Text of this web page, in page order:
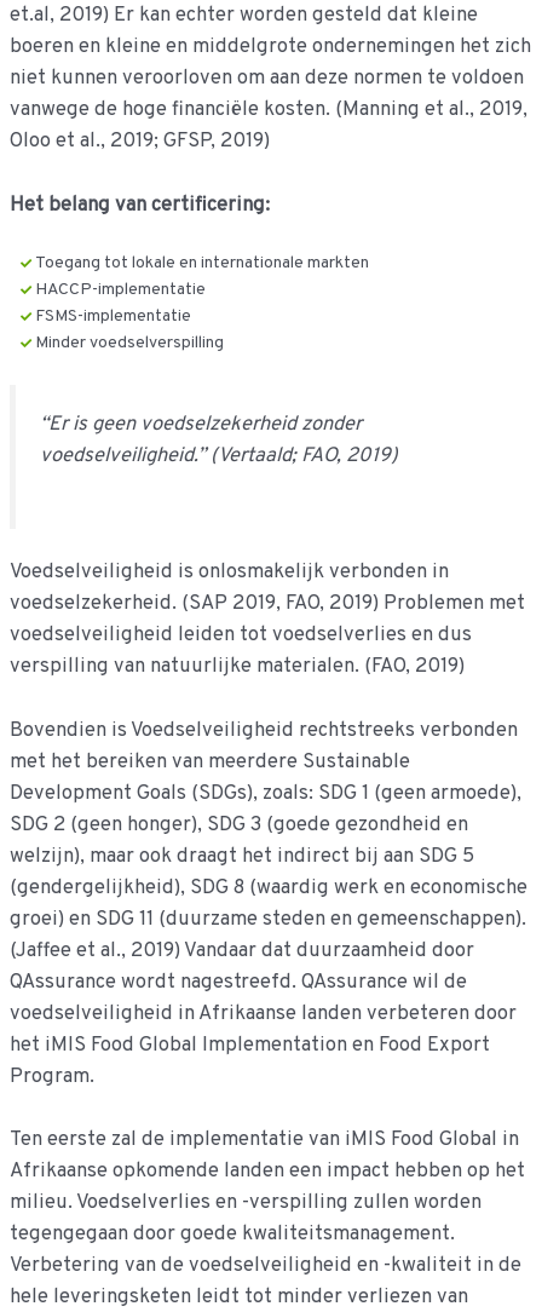
et.al, 2019) Er kan echter worden gesteld dat kleine
boeren en kleine en middelgrote ondernemingen het zich
niet kunnen veroorloven om aan deze normen te voldoen
vanwege de hoge financiële kosten. (Manning et al., 2019,
Oloo et al., 2019; GFSP, 2019)
Het belang van certificering:
Toegang tot lokale en internationale markten
HACCP-implementatie
FSMS-implementatie
Minder voedselverspilling
“Er is geen voedselzekerheid zonder
voedselveiligheid.” (Vertaald; FAO, 2019)
Voedselveiligheid is onlosmakelijk verbonden in
voedselzekerheid. (SAP 2019, FAO, 2019) Problemen met
voedselveiligheid leiden tot voedselverlies en dus
verspilling van natuurlijke materialen. (FAO, 2019)
Bovendien is Voedselveiligheid rechtstreeks verbonden
met het bereiken van meerdere Sustainable
Development Goals (SDGs), zoals: SDG 1 (geen armoede),
SDG 2 (geen honger), SDG 3 (goede gezondheid en
welzijn), maar ook draagt het indirect bij aan SDG 5
(gendergelijkheid), SDG 8 (waardig werk en economische
groei) en SDG 11 (duurzame steden en gemeenschappen).
(Jaffee et al., 2019) Vandaar dat duurzaamheid door
QAssurance wordt nagestreefd. QAssurance wil de
voedselveiligheid in Afrikaanse landen verbeteren door
het iMIS Food Global Implementation en Food Export
Program.
Ten eerste zal de implementatie van iMIS Food Global in
Afrikaanse opkomende landen een impact hebben op het
milieu. Voedselverlies en -verspilling zullen worden
tegengegaan door goede kwaliteitsmanagement.
Verbetering van de voedselveiligheid en -kwaliteit in de
hele leveringsketen leidt tot minder verliezen van